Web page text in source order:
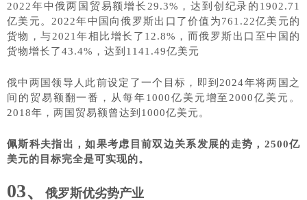
2022年中俄两国贸易额增长29.3%，达到创纪录的1902.71
亿美元。2022年中国向俄罗斯出口了价值为761.22亿美元的
货物，与2021年相比增长了12.8%，而俄罗斯出口至中国的
货物增长了43.4%，达到1141.49亿美元
俄中两国领导人此前设定了一个目标，即到 2024年将两国之
间的贸易额翻一番，从每年1000亿美元增至2000亿美元。
2018年，两国贸易额曾达到1000亿美元。
佩斯科夫指出，如果考虑目前双边关系发展的走势，2500亿
美元的目标完全是可实现的。
03、 俄罗斯优劣势产业